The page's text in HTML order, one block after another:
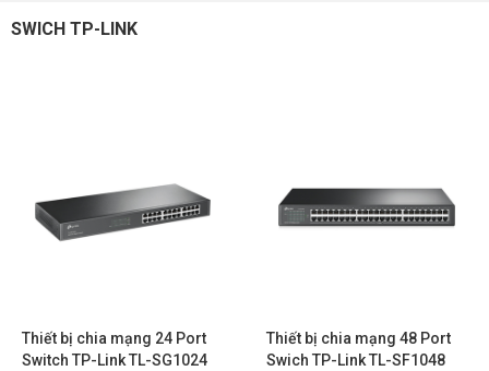
SWICH TP-LINK
Thiết bị chia mạng 24 Port
Switch TP-Link TL-SG1024
Thiết bị chia mạng 48 Port
Swich TP-Link TL-SF1048